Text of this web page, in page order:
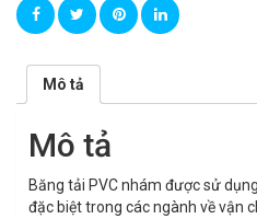
Mô tả
Mô tả
Băng tải PVC nhám được sử
đặc biệt trong các ngành về vận